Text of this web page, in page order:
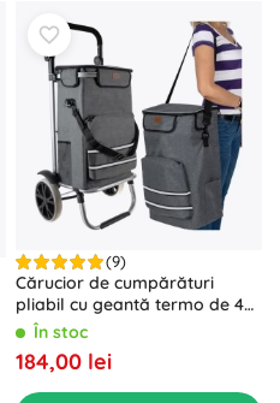
(9)
Cărucior de cumpărături
pliabil cu geantă termo de 40
l MALATEC
În stoc
184,00 lei